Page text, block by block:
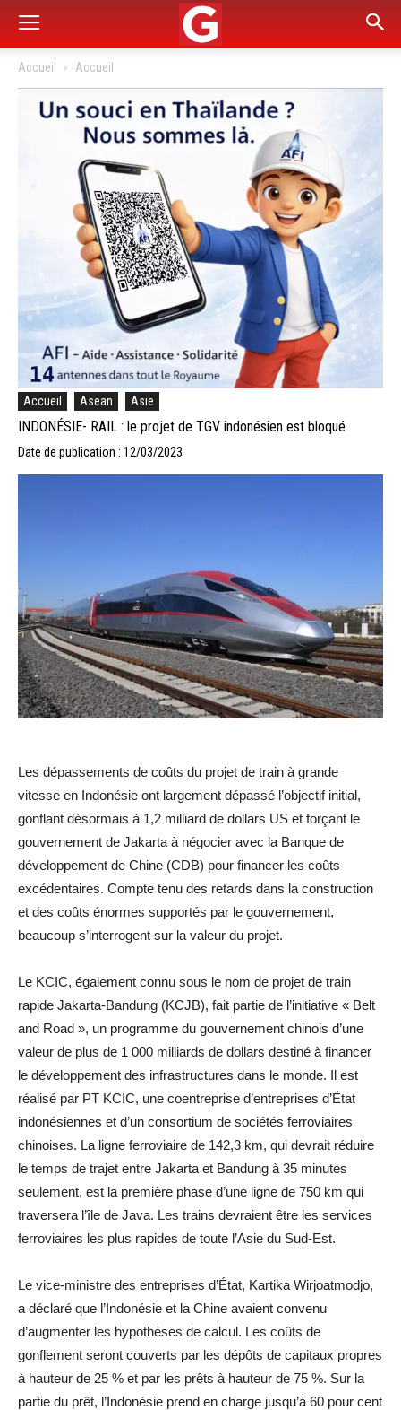
Accueil Accueil
Accueil Asean Asie
INDONÉSIE- RAIL : le projet de TGV indonésien est bloqué
Date de publication : 12/03/2023
Les dépassements de coûts du projet de train à grande
vitesse en Indonésie ont largement dépassé l’objectif initial,
gonflant désormais à 1,2 milliard de dollars US et forçant le
gouvernement de Jakarta à négocier avec la Banque de
développement de Chine (CDB) pour financer les coûts
excédentaires. Compte tenu des retards dans la construction
et des coûts énormes supportés par le gouvernement,
beaucoup s’interrogent sur la valeur du projet.
Le KCIC, également connu sous le nom de projet de train
rapide Jakarta-Bandung (KCJB), fait partie de l’initiative « Belt
and Road », un programme du gouvernement chinois d’une
valeur de plus de 1 000 milliards de dollars destiné à financer
le développement des infrastructures dans le monde. Il est
réalisé par PT KCIC, une coentreprise d’entreprises d’État
indonésiennes et d’un consortium de sociétés ferroviaires
chinoises. La ligne ferroviaire de 142,3 km, qui devrait réduire
le temps de trajet entre Jakarta et Bandung à 35 minutes
seulement, est la première phase d’une ligne de 750 km qui
traversera l’île de Java. Les trains devraient être les services
ferroviaires les plus rapides de toute l’Asie du Sud-Est.
Le vice-ministre des entreprises d’État, Kartika Wirjoatmodjo,
a déclaré que l’Indonésie et la Chine avaient convenu
d’augmenter les hypothèses de calcul. Les coûts de
gonflement seront couverts par les dépôts de capitaux propres
à hauteur de 25 % et par les prêts à hauteur de 75 %. Sur la
partie du prêt, l’Indonésie prend en charge jusqu’à 60 pour cent